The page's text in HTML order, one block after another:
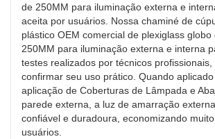
de 250MM para iluminação externa e
aceita por usuários. Nossa chaminé de
plástico OEM comercial de plexiglass
250MM para iluminação externa e interna
testes realizados por técnicos
confirmar seu uso prático. Quando
aplicação de Coberturas de Lâmpada e
parede externa, a luz de amarração
confiável e duradoura, economizando
usuários.